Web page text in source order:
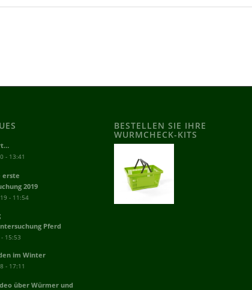
- 13:41
erste
2019
- 11:54
Pferd
15:53
im Winter
- 17:11
über Würmer und
BESTELLEN SIE IHRE
WURMCHECK-KITS